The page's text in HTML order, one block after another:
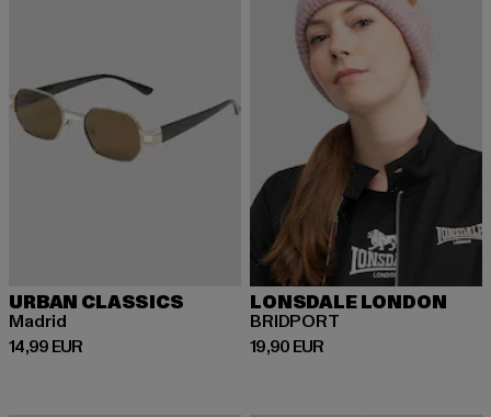
URBAN CLASSICS
Madrid
14,99 EUR
Derzeitiger Preis: 14,99 EUR
LONSDALE LONDON
BRIDPORT
19,90 EUR
Derzeitiger Preis: 19,90 EUR